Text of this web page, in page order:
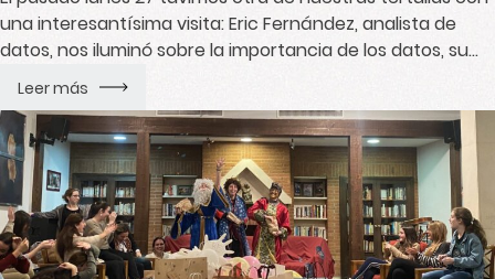
una interesantísima visita: Eric Fernández, analista de
datos, nos iluminó sobre la importancia de los datos, su
tratamiento y la infinidad de aplicaciones que tiene sobre
Leer más